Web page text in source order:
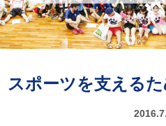
スポーツを支える